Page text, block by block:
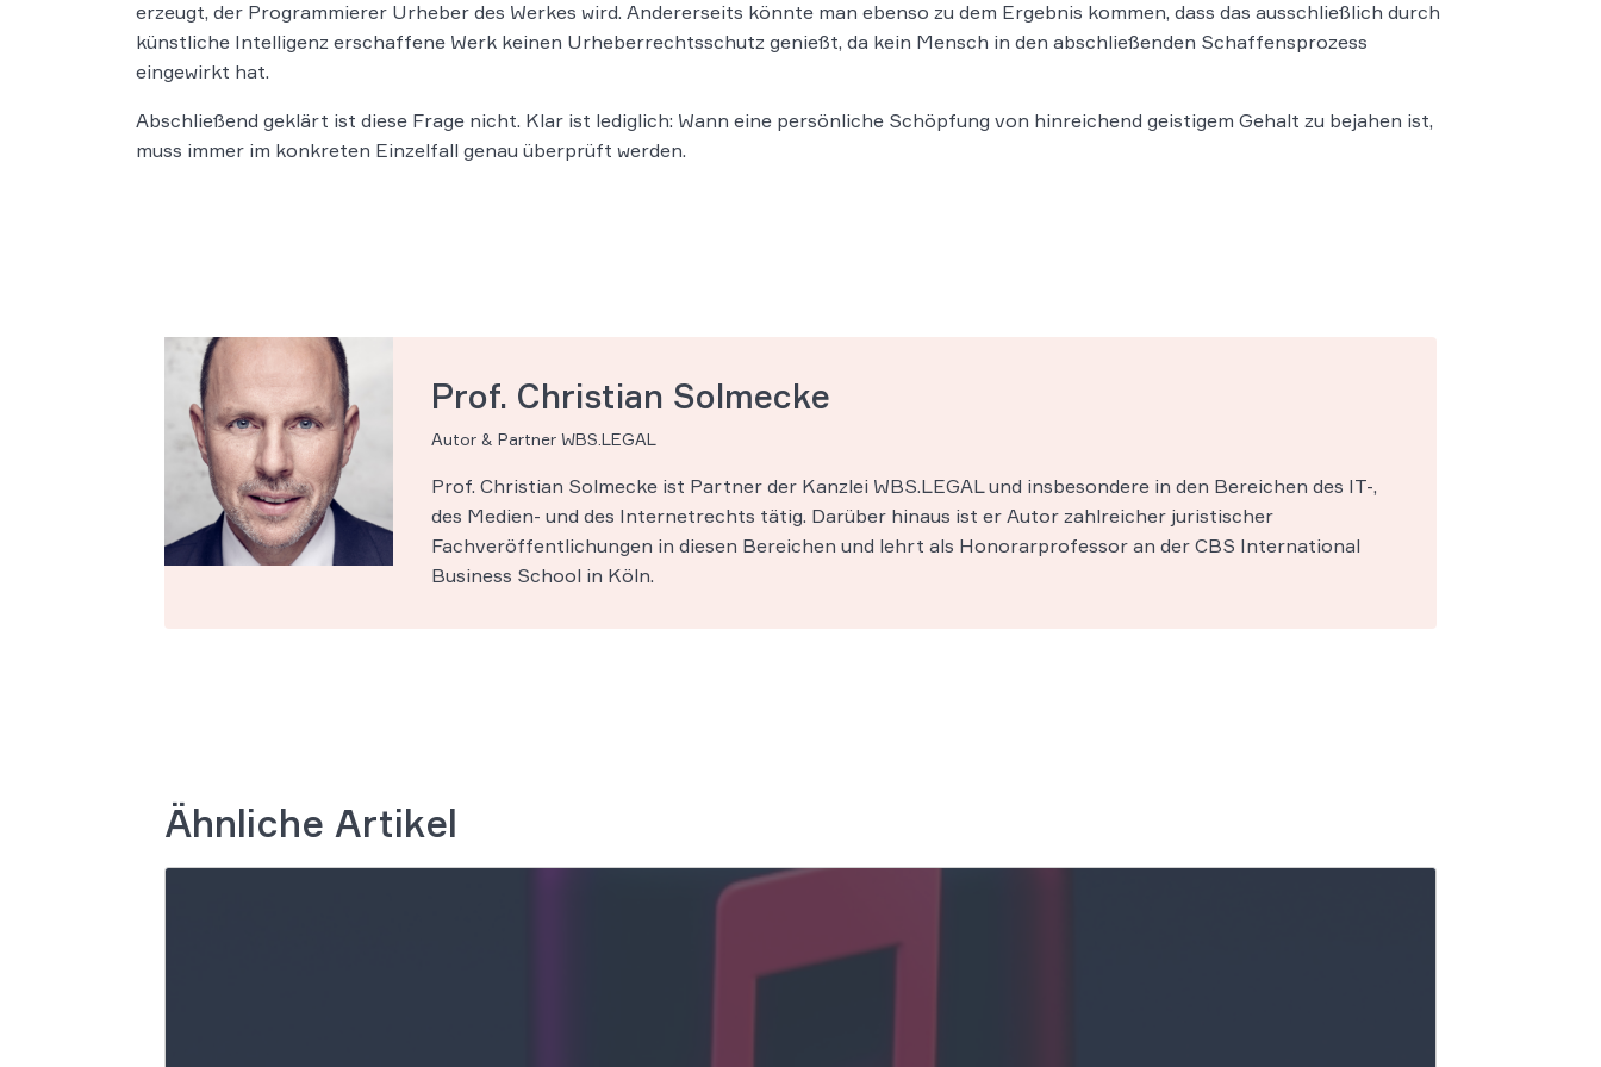
erzeugt, der Programmierer Urheber des Werkes wird. Andererseits könnte man ebenso zu dem Ergebnis kommen, dass das ausschließlich durch
künstliche Intelligenz erschaffene Werk keinen Urheberrechtsschutz genießt, da kein Mensch in den abschließenden Schaffensprozess
eingewirkt hat.
Abschließend geklärt ist diese Frage nicht. Klar ist lediglich: Wann eine persönliche Schöpfung von hinreichend geistigem Gehalt zu bejahen ist,
muss immer im konkreten Einzelfall genau überprüft werden.
Prof. Christian Solmecke
Autor & Partner WBS.LEGAL
Prof. Christian Solmecke ist Partner der Kanzlei WBS.LEGAL und insbesondere in den Bereichen des IT-,
des Medien- und des Internetrechts tätig. Darüber hinaus ist er Autor zahlreicher juristischer
Fachveröffentlichungen in diesen Bereichen und lehrt als Honorarprofessor an der CBS International
Business School in Köln.
Ähnliche Artikel